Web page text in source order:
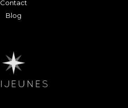
Contact
Blog